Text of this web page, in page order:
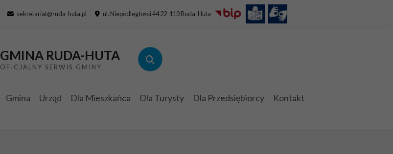
sekretariat@ruda-huta.pl ul. Niepodległości 44 22-110 Ruda-Huta
GMINA RUDA-HUTA
OFICJALNY SERWIS GMINY
Gmina Urząd Dla Mieszkańca Dla Turysty Dla Przedsiębiorcy Kontakt